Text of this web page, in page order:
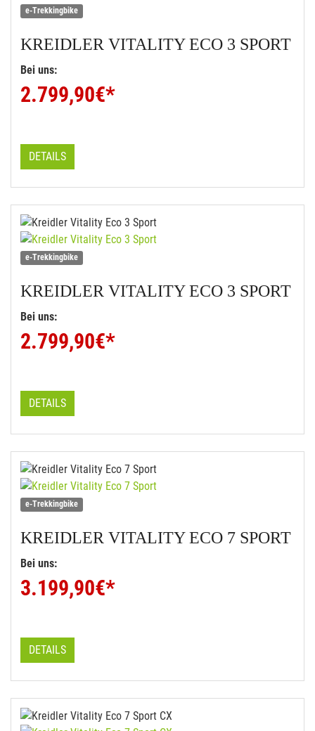
e-Trekkingbike
KREIDLER VITALITY ECO 3 SPORT
Bei uns:
2.799,90€*
DETAILS
e-Trekkingbike
KREIDLER VITALITY ECO 3 SPORT
Bei uns:
2.799,90€*
DETAILS
e-Trekkingbike
KREIDLER VITALITY ECO 7 SPORT
Bei uns:
3.199,90€*
DETAILS